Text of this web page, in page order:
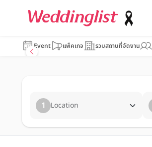
Event แพ็คเกจ รวมสถานที่จัดงาน
1 Location